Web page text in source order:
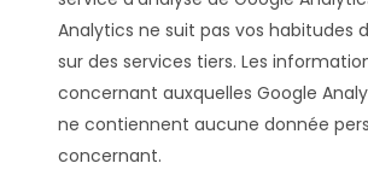
Analytics ne suit pas vos habitudes
sur des services tiers. Les
concernant auxquelles Google
ne contiennent aucune donnée
concernant.